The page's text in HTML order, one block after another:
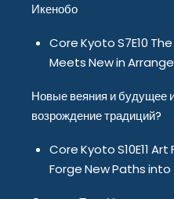
Икенобо
Core Kyoto S7E10
Meets New in
Новые веяния и будущее
возрождение традиций?
Core Kyoto S10E11
Forge New Paths